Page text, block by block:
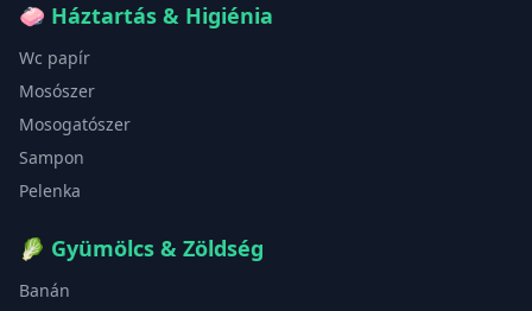
🧼 Háztartás & Higiénia
Wc papír
Mosószer
Mosogatószer
Sampon
Pelenka
🥬 Gyümölcs & Zöldség
Banán